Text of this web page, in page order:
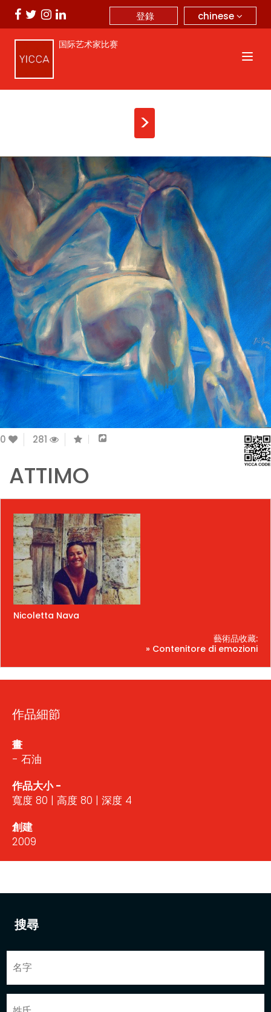
chinese
登錄
国际艺术家比赛
搜尋
>
0 281
ATTIMO
Nicoletta Nava
藝術品收藏:
» Contenitore di emozioni
作品細節
畫
- 石油
作品大小 -
寬度 80 | 高度 80 | 深度 4
創建
2009